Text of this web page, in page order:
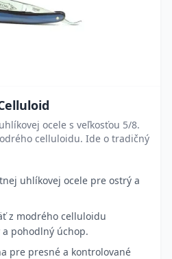
ocele s veľkosťou 5/8.
celluloidu. Ide o tradičný
uhlíkovej ocele pre ostrý a
z modrého celluloidu
pohodlný úchop.
pre presné a kontrolované